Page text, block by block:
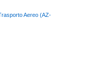
Aereo (AZ-